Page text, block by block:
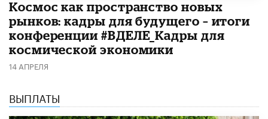
Космос как пространство новых
рынков: кадры для будущего – итоги
конференции #ВДЕЛЕ_Кадры для
космической экономики
14 АПРЕЛЯ
ВЫПЛАТЫ